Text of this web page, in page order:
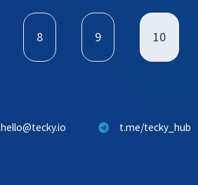
8 9 10
hello@tecky.io t.me/tecky_hub